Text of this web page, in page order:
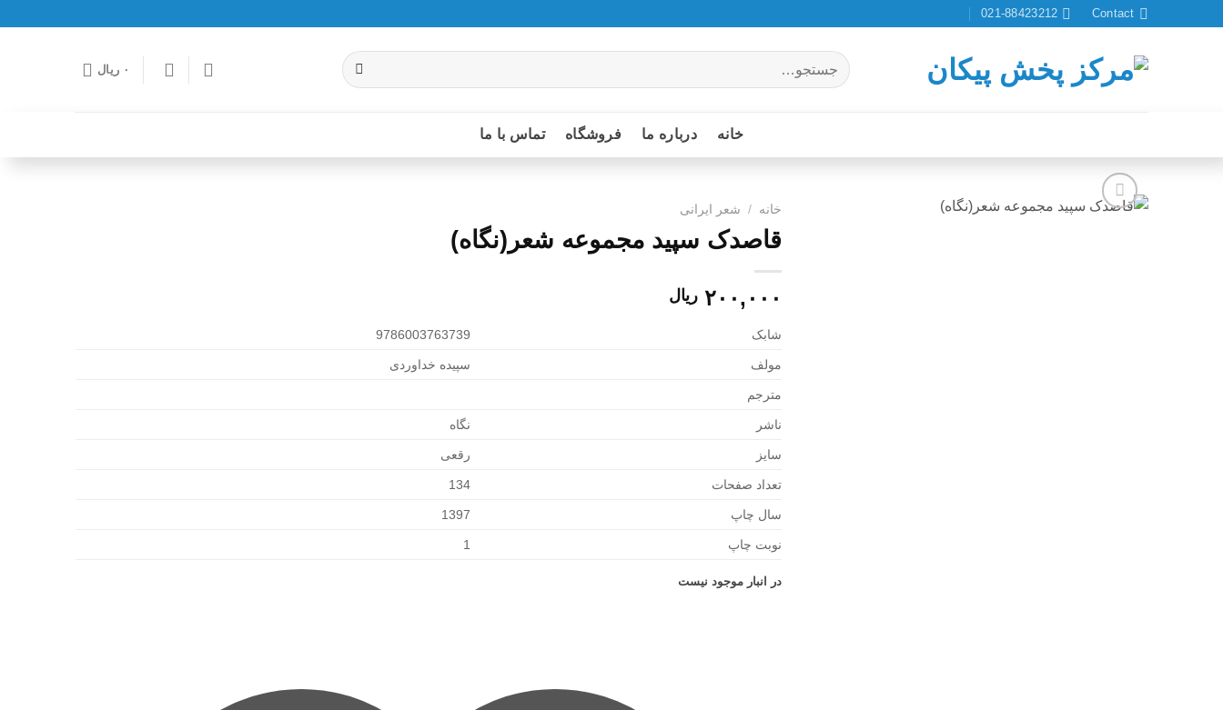
Contact
021-88423212
جستجو
برای:
۰ ریال
خانه درباره ما فروشگاه تماس با ما
خانه / شعر ایرانی
قاصدک سپید مجموعه شعر(نگاه)
۲۰۰,۰۰۰ ریال
شابک 9786003763739
مولف سپیده خداوردی
مترجم
ناشر نگاه
سایز رقعی
تعداد صفحات 134
سال چاپ 1397
نوبت چاپ 1
در انبار موجود نیست